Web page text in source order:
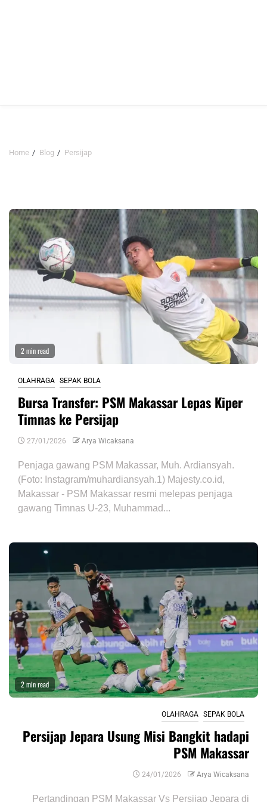
Home Blog Persijap
2 min read
OLAHRAGA SEPAK BOLA
Bursa Transfer: PSM Makassar Lepas Kiper
Timnas ke Persijap
27/01/2026 Arya Wicaksana
Penjaga gawang PSM Makassar, Muh. Ardiansyah.
(Foto: Instagram/muhardiansyah.1) Majesty.co.id,
Makassar - PSM Makassar resmi melepas penjaga
gawang Timnas U-23, Muhammad...
2 min read
OLAHRAGA SEPAK BOLA
Persijap Jepara Usung Misi Bangkit hadapi
PSM Makassar
24/01/2026 Arya Wicaksana
Pertandingan PSM Makassar Vs Persijap Jepara di